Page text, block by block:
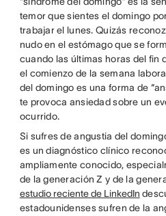
temor que sientes el domingo
trabajar el lunes. Quizás
nudo en el estómago que se
cuando las últimas horas del fin
el comienzo de la semana
del domingo es una forma de
te provoca ansiedad sobre un
ocurrido.
Si sufres de angustia del
es un diagnóstico clínico
ampliamente conocido,
de la generación Z y de la
estudio reciente de LinkedIn
estadounidenses sufren de la